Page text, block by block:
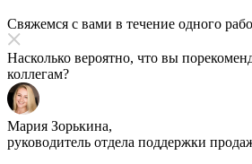
Свяжемся с вами в течение одного
Насколько вероятно, что вы
коллегам?
Мария Зорькина,
руководитель отдела поддержки